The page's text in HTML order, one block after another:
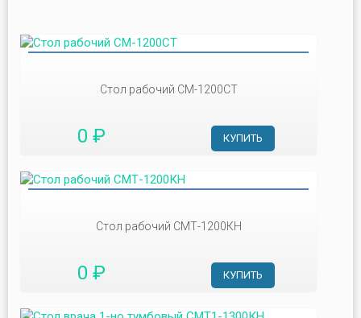
Стол рабочий СМ-1200СТ
0 ₽ КУПИТЬ
Стол рабочий СМТ-1200КН
0 ₽ КУПИТЬ